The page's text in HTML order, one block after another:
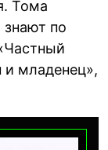
Тома
знают по
и младенец»,